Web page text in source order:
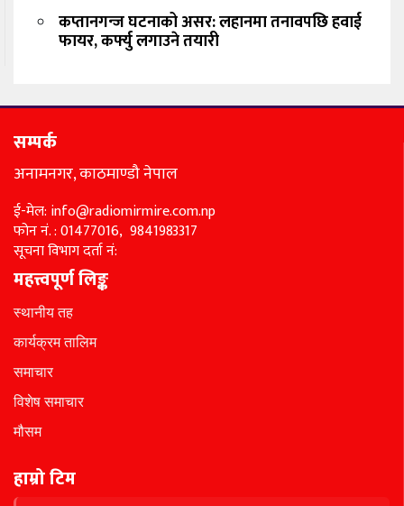
कप्तानगन्ज घटनाको असर: लहानमा तनावपछि हवाई
फायर, कर्फ्यु लगाउने तयारी
सम्पर्क
अनामनगर, काठमाण्डौ नेपाल
ई-मेल: info@radiomirmire.com.np
फोन नं. : 01477016, 9841983317
सूचना विभाग दर्ता नं:
महत्त्वपूर्ण लिङ्क
स्थानीय तह
कार्यक्रम तालिम
समाचार
विशेष समाचार
मौसम
हाम्रो टिम